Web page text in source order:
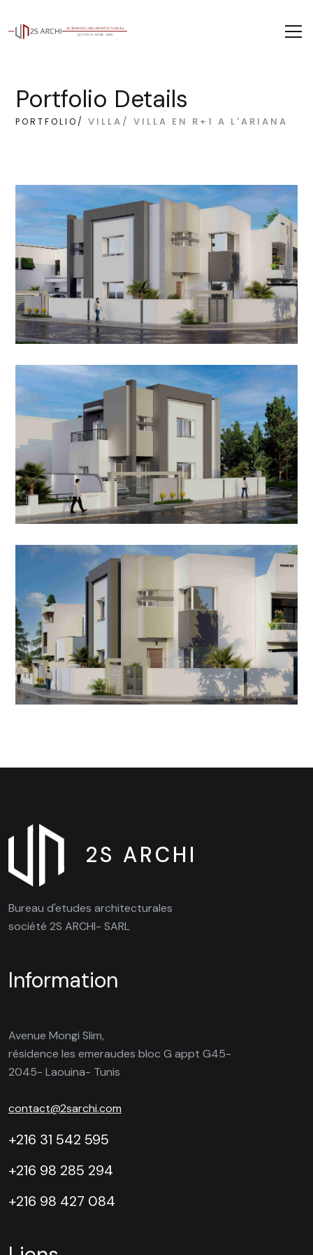
Portfolio Details
PORTFOLIO/ VILLA/ VILLA EN R+1 A L'ARIANA
2S ARCHI
Bureau d'etudes architecturales
société 2S ARCHI- SARL
Information
Avenue Mongi Slim,
résidence les emeraudes bloc G appt G45-
2045- Laouina- Tunis
contact@2sarchi.com
+216 31 542 595
+216 98 285 294
+216 98 427 084